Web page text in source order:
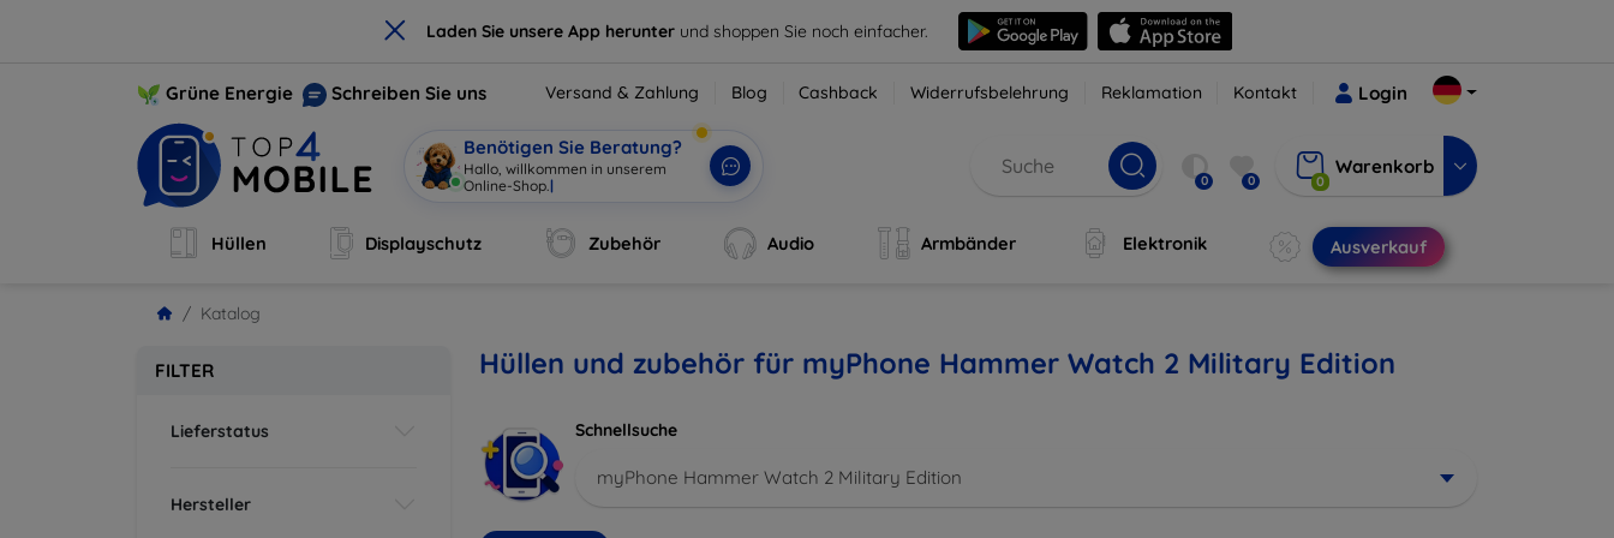
× Laden Sie unsere App herunter und shoppen Sie noch einfacher.
Grüne Energie Schreiben Sie uns Versand & Zahlung Blog Cashback Widerrufsbelehrung Reklamation Kontakt Login
Benötigen Sie Beratung?
Hallo, willkommen in unserem
Online-Shop. | 0 0 0
Warenkorb
Hüllen Displayschutz Zubehör Audio Armbänder Elektronik Ausverkauf
Katalog
FILTER
Lieferstatus
Hersteller
Hüllen und zubehör für myPhone Hammer Watch 2 Military Edition
Schnellsuche
myPhone Hammer Watch 2 Military Edition